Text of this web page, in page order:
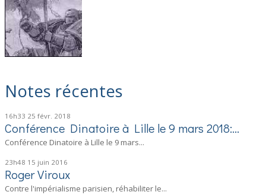
Notes récentes
16h33 25 févr. 2018
Conférence Dinatoire à Lille le 9 mars 2018:...
Conférence Dinatoire à Lille le 9 mars...
23h48 15 juin 2016
Roger Viroux
Contre l'impérialisme parisien, réhabiliter le...